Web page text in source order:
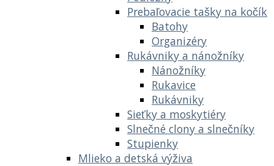
Prebaľovacie tašky na kočík
Batohy
Organizéry
Rukávniky a nánožníky
Nánožníky
Rukavice
Rukávniky
Sieťky a moskytiéry
Slnečné clony a slnečníky
Stupienky
Mlieko a detská výživa